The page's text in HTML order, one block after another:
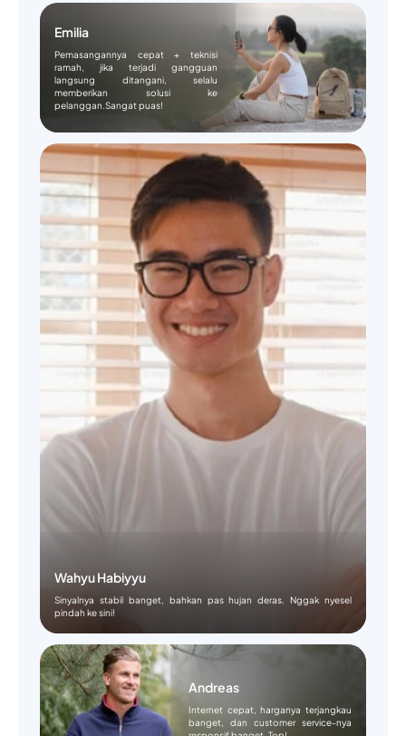
Emilia
Pemasangannya cepat + teknisi
ramah, jika terjadi gangguan
langsung ditangani, selalu
memberikan solusi ke
pelanggan.Sangat puas!
Wahyu Habiyyu
Sinyalnya stabil banget, bahkan pas hujan deras. Nggak nyesel
pindah ke sini!
Andreas
Internet cepat, harganya terjangkau
banget, dan customer service-nya